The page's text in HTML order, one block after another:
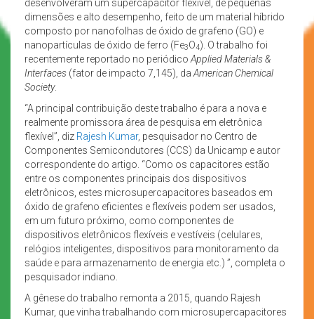
desenvolveram um supercapacitor flexível, de pequenas
dimensões e alto desempenho, feito de um material híbrido
composto por nanofolhas de óxido de grafeno (GO) e
nanopartículas de óxido de ferro (Fe3O4). O trabalho foi
recentemente reportado no periódico Applied Materials &
Interfaces (fator de impacto 7,145), da American Chemical
Society.
“A principal contribuição deste trabalho é para a nova e
realmente promissora área de pesquisa em eletrônica
flexível”, diz Rajesh Kumar, pesquisador no Centro de
Componentes Semicondutores (CCS) da Unicamp e autor
correspondente do artigo. “Como os capacitores estão
entre os componentes principais dos dispositivos
eletrônicos, estes microsupercapacitores baseados em
óxido de grafeno eficientes e flexíveis podem ser usados,
em um futuro próximo, como componentes de
dispositivos eletrônicos flexíveis e vestíveis (celulares,
relógios inteligentes, dispositivos para monitoramento da
saúde e para armazenamento de energia etc.) ”, completa o
pesquisador indiano.
A gênese do trabalho remonta a 2015, quando Rajesh
Kumar, que vinha trabalhando com microsupercapacitores